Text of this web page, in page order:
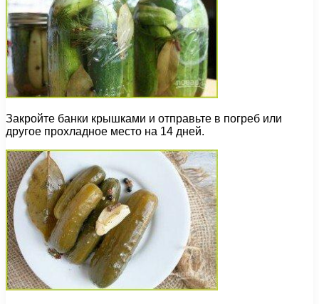
Закройте банки крышками и отправьте в погреб или
другое прохладное место на 14 дней.